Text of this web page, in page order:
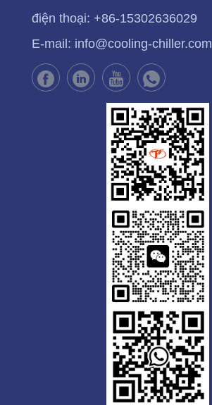
điện thoại: +86-15302636029
E-mail: info@cooling-chiller.com